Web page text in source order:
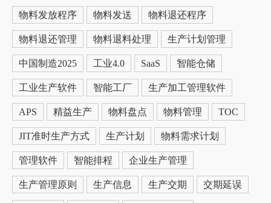
物料发放程序 物料发送 物料退还程序
物料退还管理 物料退料处理 生产计划管理
中国制造2025 工业4.0 SaaS 智能仓储
工业生产软件 智能工厂 生产加工管理软件
APS 精益生产 物料盘点 物料管理 TOC
JIT准时生产方式 生产计划 物料需求计划
管理软件 智能排程 企业生产管理
生产管理原则 生产信息 生产交期 交期延误